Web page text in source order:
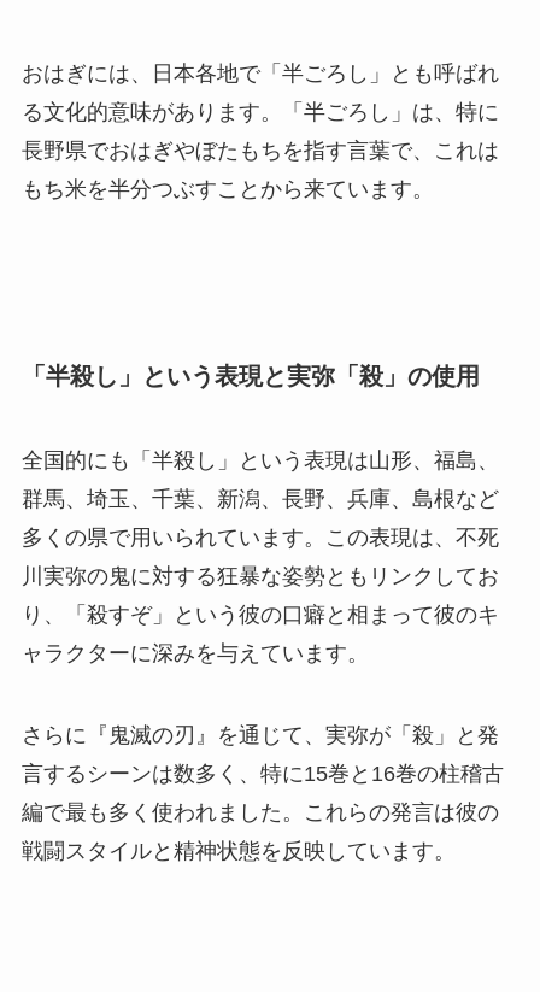
おはぎには、日本各地で「半ごろし」とも呼ばれ
る文化的意味があります。「半ごろし」は、特に
長野県でおはぎやぼたもちを指す言葉で、これは
もち米を半分つぶすことから来ています。
「半殺し」という表現と実弥「殺」の使用
全国的にも「半殺し」という表現は山形、福島、
群馬、埼玉、千葉、新潟、長野、兵庫、島根など
多くの県で用いられています。この表現は、不死
川実弥の鬼に対する狂暴な姿勢ともリンクしてお
り、「殺すぞ」という彼の口癖と相まって彼のキ
ャラクターに深みを与えています。
さらに『鬼滅の刃』を通じて、実弥が「殺」と発
言するシーンは数多く、特に15巻と16巻の柱稽古
編で最も多く使われました。これらの発言は彼の
戦闘スタイルと精神状態を反映しています。